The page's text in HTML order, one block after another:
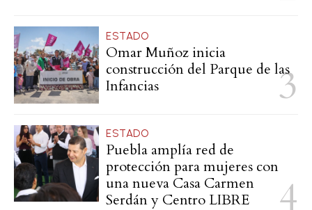
ESTADO
Omar Muñoz inicia
construcción del Parque de las
Infancias
ESTADO
Puebla amplía red de
protección para mujeres con
una nueva Casa Carmen
Serdán y Centro LIBRE